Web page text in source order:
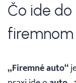
30 DNÍ
Čo ide
firemnom
„Firemné auto“